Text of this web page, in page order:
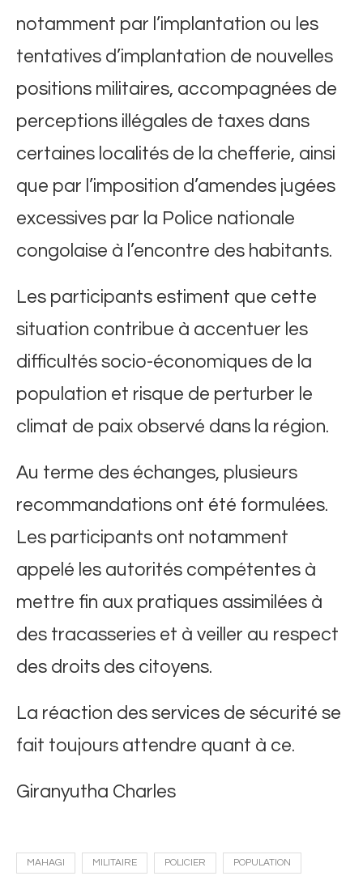
notamment par l’implantation ou les
tentatives d’implantation de nouvelles
positions militaires, accompagnées de
perceptions illégales de taxes dans
certaines localités de la chefferie, ainsi
que par l’imposition d’amendes jugées
excessives par la Police nationale
congolaise à l’encontre des habitants.
​Les participants estiment que cette
situation contribue à accentuer les
difficultés socio-économiques de la
population et risque de perturber le
climat de paix observé dans la région.
​Au terme des échanges, plusieurs
recommandations ont été formulées.
Les participants ont notamment
appelé les autorités compétentes à
mettre fin aux pratiques assimilées à
des tracasseries et à veiller au respect
des droits des citoyens.
La réaction des services de sécurité se
fait toujours attendre quant à ce.
​Giranyutha Charles
MAHAGI MILITAIRE POLICIER POPULATION